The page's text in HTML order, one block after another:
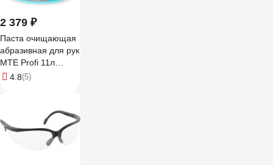
2 379 ₽
Паста очищающая
абразивная для рук
MTE Profi 11л
2893920011
4.8(5)